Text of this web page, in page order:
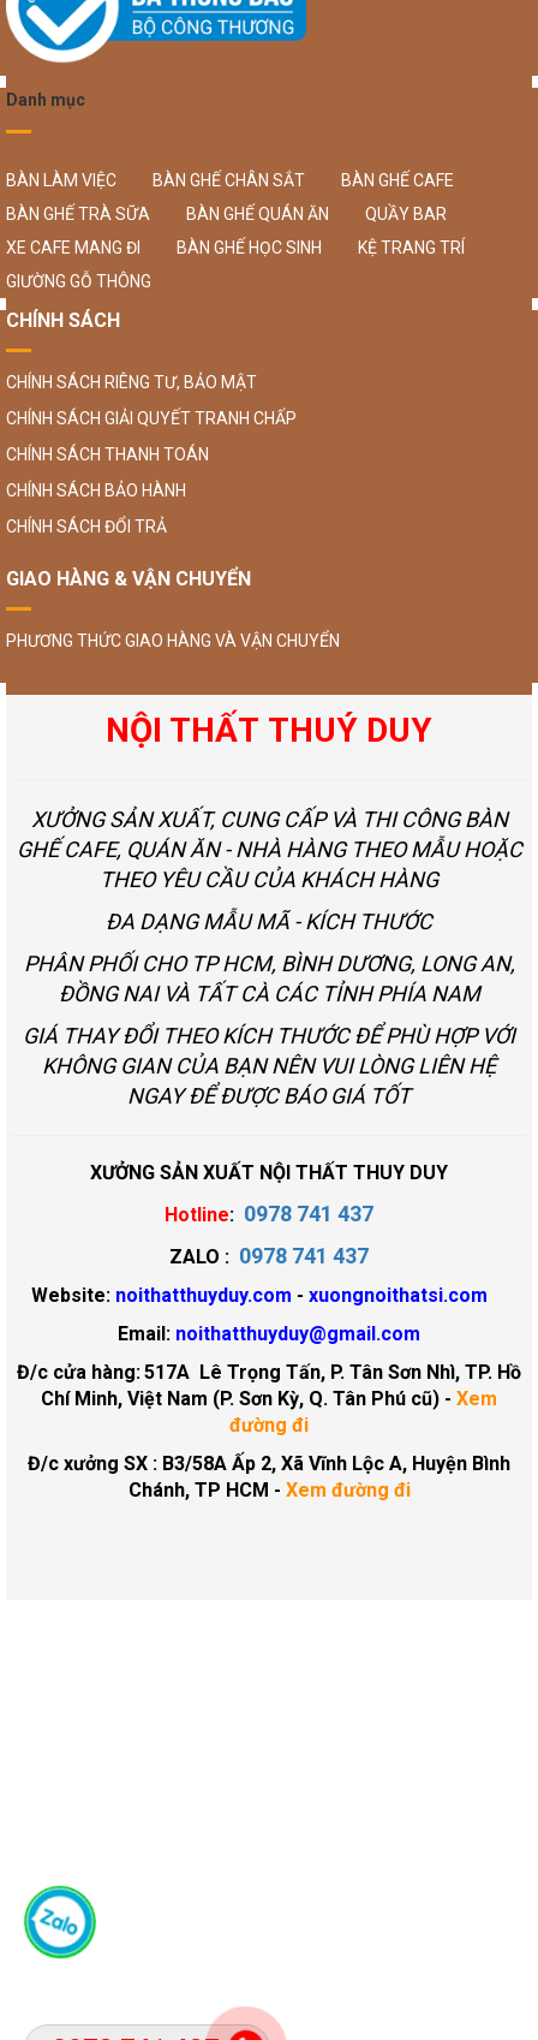
Danh mục
BÀN LÀM VIỆC BÀN GHẾ CHÂN SẮT
BÀN GHẾ CAFE
BÀN GHẾ TRÀ SỮA
BÀN GHẾ QUÁN ĂN
QUẦY BAR
XE CAFE MANG ĐI
BÀN GHẾ HỌC SINH
KỆ TRANG TRÍ
GIƯỜNG GỖ THÔNG
CHÍNH SÁCH
CHÍNH SÁCH RIÊNG TƯ, BẢO MẬT
CHÍNH SÁCH GIẢI QUYẾT TRANH CHẤP
CHÍNH SÁCH THANH TOÁN
CHÍNH SÁCH BẢO HÀNH
CHÍNH SÁCH ĐỔI TRẢ
GIAO HÀNG & VẬN CHUYỂN
PHƯƠNG THỨC GIAO HÀNG VÀ VẬN CHUYỂN
NỘI THẤT THUÝ DUY
XƯỞNG SẢN XUẤT, CUNG CẤP VÀ THI CÔNG BÀN
GHẾ CAFE, QUÁN ĂN - NHÀ HÀNG THEO MẪU HOẶC
THEO YÊU CẦU CỦA KHÁCH HÀNG
ĐA DẠNG MẪU MÃ - KÍCH THƯỚC
PHÂN PHỐI CHO TP HCM, BÌNH DƯƠNG, LONG AN,
ĐỒNG NAI VÀ TẤT CÀ CÁC TỈNH PHÍA NAM
GIÁ THAY ĐỔI THEO KÍCH THƯỚC ĐỂ PHÙ HỢP VỚI
KHÔNG GIAN CỦA BẠN NÊN VUI LÒNG LIÊN HỆ
NGAY ĐỂ ĐƯỢC BÁO GIÁ TỐT
XƯỞNG SẢN XUẤT NỘI THẤT THUY DUY
Hotline: 0978 741 437
ZALO : 0978 741 437
Website: noithatthuyduy.com - xuongnoithatsi.com
Email: noithatthuyduy@gmail.com
Đ/c cửa hàng:517A Lê Trọng Tấn, P. Tân Sơn Nhì, TP. Hồ
Chí Minh, Việt Nam (P. Sơn Kỳ, Q. Tân Phú cũ) - Xem
đường đi
Đ/c xưởng SX : B3/58A Ấp 2, Xã Vĩnh Lộc A, Huyện Bình
Chánh, TP HCM - Xem đường đi